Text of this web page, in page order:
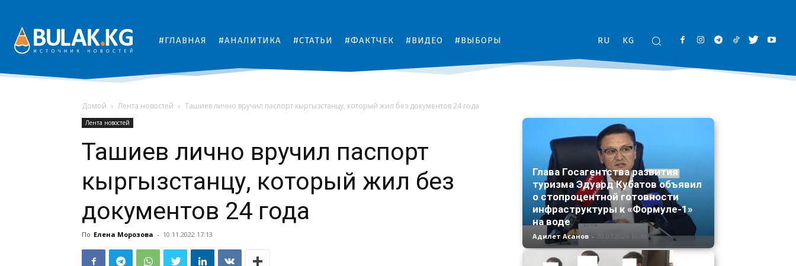
#ГЛАВНАЯ #АНАЛИТИКА #СТАТЬИ #ФАКТЧЕК #ВИДЕО #ВЫБОРЫ RU KG
Домой Лента новостей Ташиев лично вручил паспорт кыргызстанцу, который жил без документов 24 года
Лента новостей
Ташиев лично вручил паспорт
кыргызстанцу, который жил без
документов 24 года
По Елена Морозова - 10.11.2022 17:13
Глава Госагентства развития
туризма Эдуард Кубатов объявил
о стопроцентной готовности
инфраструктуры к «Формуле-1»
на воде
Адилет Асанов - 30.07.2026 10:49